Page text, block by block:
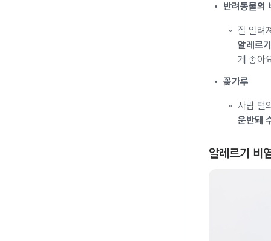
반려동물의
잘 알려
알레르
게 좋아
꽃가루
사람 털
운반돼
알레르기 비